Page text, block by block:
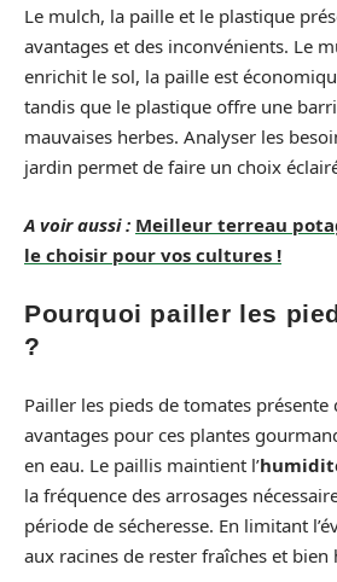
Le mulch, la paille et le plastique
avantages et des inconvénients. Le
enrichit le sol, la paille est
tandis que le plastique offre une
mauvaises herbes. Analyser les
jardin permet de faire un choix
A voir aussi : Meilleur terreau
le choisir pour vos cultures !
Pourquoi pailler les
?
Pailler les pieds de tomates
avantages pour ces plantes
en eau. Le paillis maintient l’
la fréquence des arrosages
période de sécheresse. En limitant
aux racines de rester fraîches et bien